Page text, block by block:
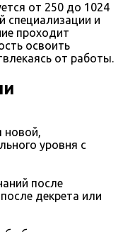
от 250 до 1024
специализации и
проходит
освоить
от работы.
новой,
уровня с
после
декрета или